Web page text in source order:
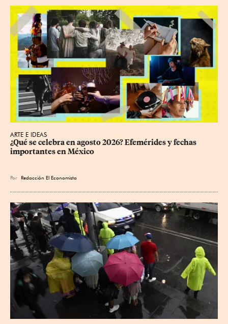
ARTE E IDEAS
¿Qué se celebra en agosto 2026? Efemérides y fechas
importantes en México
Por Redacción El Economista